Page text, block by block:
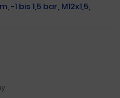
1 bis 1,5 bar, M12x1,5,